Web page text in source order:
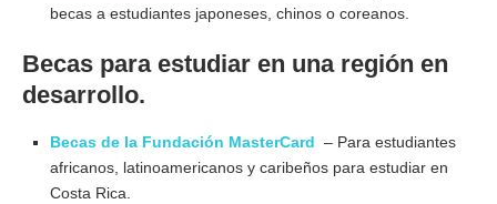
becas a estudiantes japoneses, chinos o coreanos.
Becas para estudiar en una región en
desarrollo.
Becas de la Fundación MasterCard – Para estudiantes
africanos, latinoamericanos y caribeños para estudiar en
Costa Rica.